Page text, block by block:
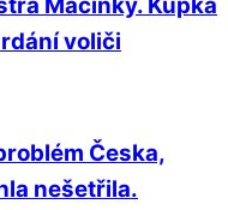
voliči
Česka,
nešetřila.